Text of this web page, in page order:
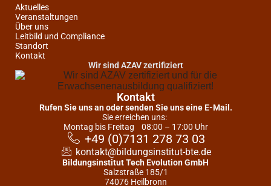
Aktuelles
Veranstaltungen
Über uns
Leitbild und Compliance
Standort
Kontakt
Wir sind AZAV zertifiziert
Kontakt
Rufen Sie uns an oder senden Sie uns eine E-Mail.
Sie erreichen uns:
Montag bis Freitag 08:00 – 17:00 Uhr
+49 (0)7131 278 73 03
kontakt@bildungsinstitut-bte.de
Bildungsinstitut Tech Evolution GmbH
Salzstraße 185/1
74076 Heilbronn